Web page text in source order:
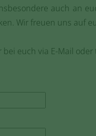
auch an
Wir freuen uns auf
euch via E-Mail oder